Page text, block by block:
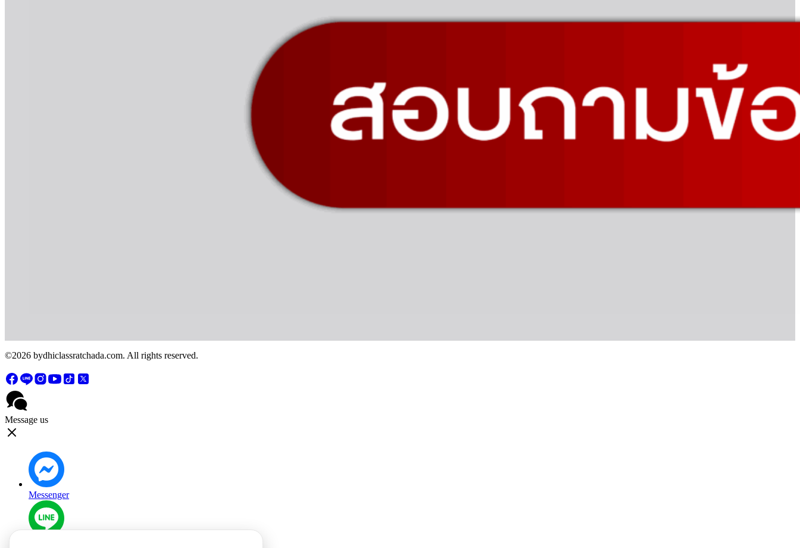
©2026 bydhiclassratchada.com. All rights reserved.
Message us
Messenger